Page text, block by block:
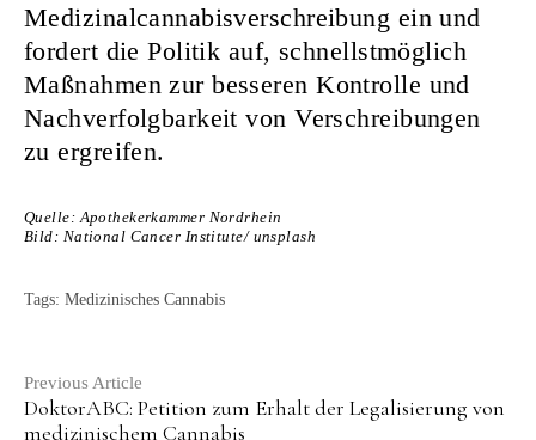
Continue
Previous Article
DoktorABC: Petition zum Erhalt der Legalisierung von
medizinischem Cannabis
Medizinalcannabisverschreibung ein und
fordert die Politik auf, schnellstmöglich
Maßnahmen zur besseren Kontrolle und
Nachverfolgbarkeit von Verschreibungen
zu ergreifen.
Quelle: Apothekerkammer Nordrhein
Bild: National Cancer Institute/ unsplash
Tags: Medizinisches Cannabis